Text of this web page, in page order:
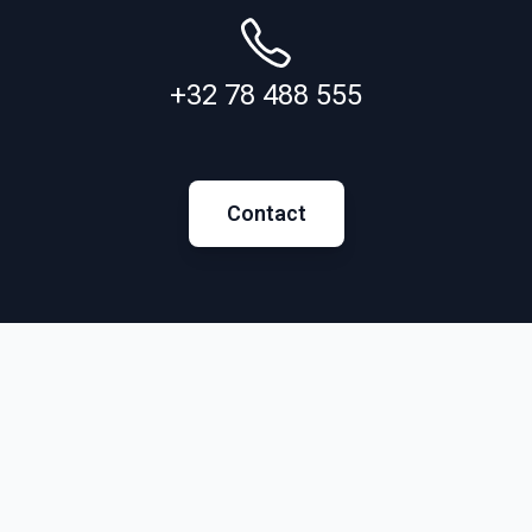
geltenden Mehrwertsteuervorschriften behandelt.
+32 78 488 555
Contact